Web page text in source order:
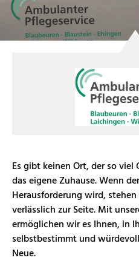
Es gibt keinen Ort, der so
das eigene Zuhause. Wenn
Herausforderung wird,
verlässlich zur Seite. Mit
ermöglichen wir es Ihnen, in
selbstbestimmt und
Neue.